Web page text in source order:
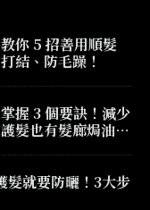
你 5 招善用順髮
結、防毛躁！
握 3 個要訣！減少
髮也有髮廊焗油效
髮就要防曬！3大步